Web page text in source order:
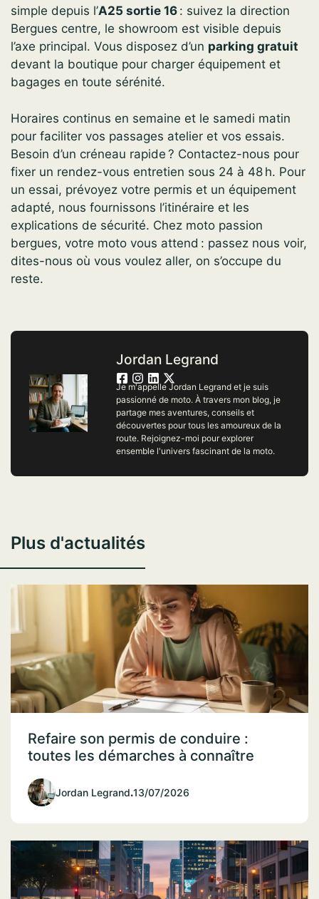
simple depuis l’A25 sortie 16 : suivez la direction
Bergues centre, le showroom est visible depuis
l’axe principal. Vous disposez d’un parking gratuit
devant la boutique pour charger équipement et
bagages en toute sérénité.
Horaires continus en semaine et le samedi matin
pour faciliter vos passages atelier et vos essais.
Besoin d’un créneau rapide ? Contactez-nous pour
fixer un rendez-vous entretien sous 24 à 48 h. Pour
un essai, prévoyez votre permis et un équipement
adapté, nous fournissons l’itinéraire et les
explications de sécurité. Chez moto passion
bergues, votre moto vous attend : passez nous voir,
dites-nous où vous voulez aller, on s’occupe du
reste.
Jordan Legrand
Je m'appelle Jordan Legrand et je suis
passionné de moto. À travers mon blog, je
partage mes aventures, conseils et
découvertes pour tous les amoureux de la
route. Rejoignez-moi pour explorer
ensemble l'univers fascinant de la moto.
Plus d'actualités
Refaire son permis de conduire :
toutes les démarches à connaître
Jordan Legrand.13/07/2026